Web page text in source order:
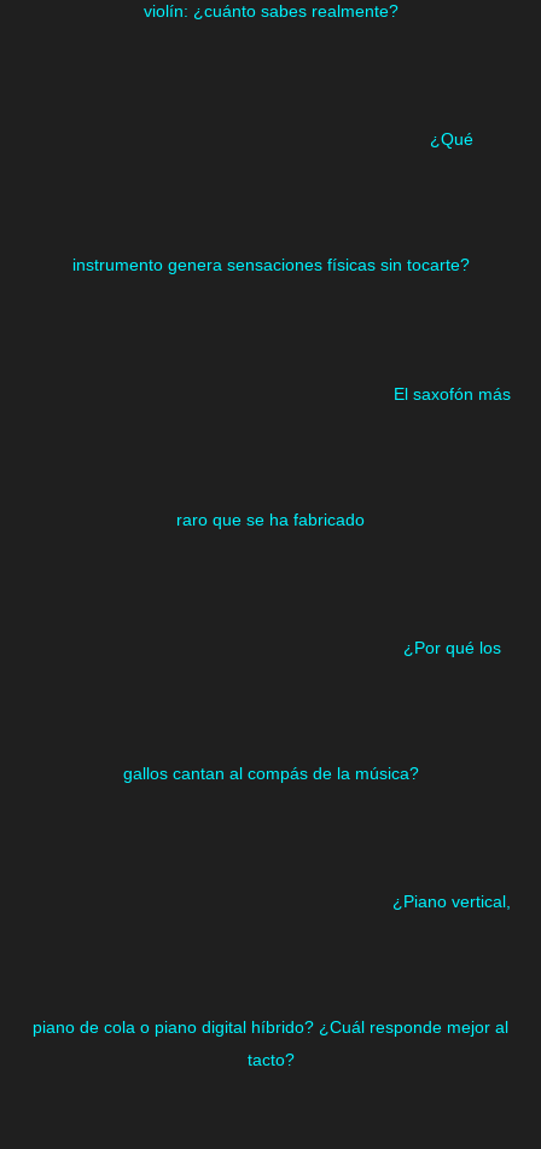
violín: ¿cuánto sabes realmente?
¿Qué
instrumento genera sensaciones físicas sin tocarte?
El saxofón más
raro que se ha fabricado
¿Por qué los
gallos cantan al compás de la música?
¿Piano vertical,
piano de cola o piano digital híbrido? ¿Cuál responde mejor al
tacto?